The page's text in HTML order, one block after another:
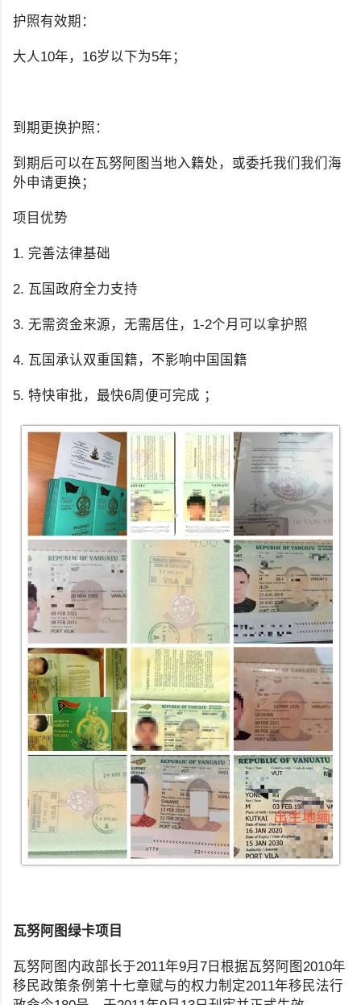
护照有效期：
大人10年，16岁以下为5年；
到期更换护照：
到期后可以在瓦努阿图当地入籍处，或委托我们我们海
外申请更换；
项目优势
1. 完善法律基础
2. 瓦国政府全力支持
3. 无需资金来源，无需居住，1-2个月可以拿护照
4. 瓦国承认双重国籍，不影响中国国籍
5. 特快审批，最快6周便可完成 ；
瓦努阿图绿卡项目
瓦努阿图内政部长于2011年9月7日根据瓦努阿图2010年
移民政策条例第十七章赋与的权力制定2011年移民法行